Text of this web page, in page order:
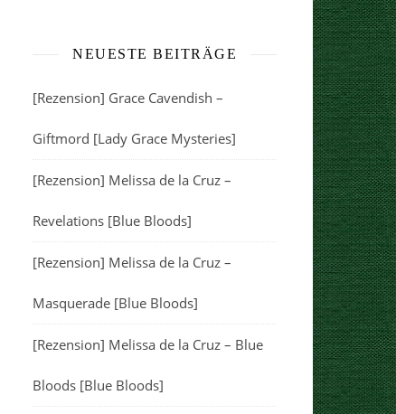
NEUESTE BEITRÄGE
[Rezension] Grace Cavendish –
Giftmord [Lady Grace Mysteries]
[Rezension] Melissa de la Cruz –
Revelations [Blue Bloods]
[Rezension] Melissa de la Cruz –
Masquerade [Blue Bloods]
[Rezension] Melissa de la Cruz – Blue
Bloods [Blue Bloods]